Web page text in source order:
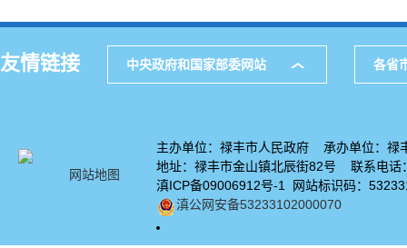
友情链接 中央政府和国家部委网站 各省
网站地图
主办单位：禄丰市人民政府 承办单位：禄
地址：禄丰市金山镇北辰街82号 联系电
滇ICP备09006912号-1 网站标识码：
滇公网安备53233102000070